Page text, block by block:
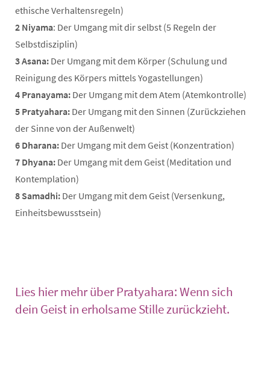
ethische Verhaltensregeln)
2 Niyama: Der Umgang mit dir selbst (5 Regeln der
Selbstdisziplin)
3 Asana: Der Umgang mit dem Körper (Schulung und
Reinigung des Körpers mittels Yogastellungen)
4 Pranayama: Der Umgang mit dem Atem (Atemkontrolle)
5 Pratyahara: Der Umgang mit den Sinnen (Zurückziehen
der Sinne von der Außenwelt)
6 Dharana: Der Umgang mit dem Geist (Konzentration)
7 Dhyana: Der Umgang mit dem Geist (Meditation und
Kontemplation)
8 Samadhi: Der Umgang mit dem Geist (Versenkung,
Einheitsbewusstsein)
Lies hier mehr über Pratyahara: Wenn sich
dein Geist in erholsame Stille zurückzieht.